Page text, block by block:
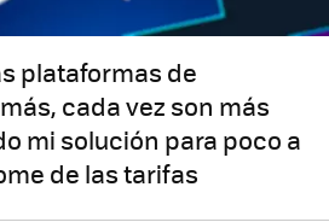
plataformas de
cada vez son más
mi solución para poco a
de las tarifas